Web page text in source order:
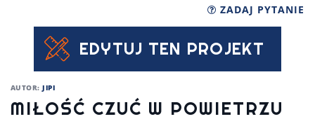
AUTOR:JIPI
MIŁOŚĆ CZUĆ W POWIETRZU
ZADAJ PYTANIE
EDYTUJ TEN PROJEKT